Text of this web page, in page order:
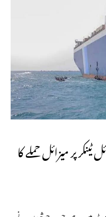
پر میزائل حملے کا